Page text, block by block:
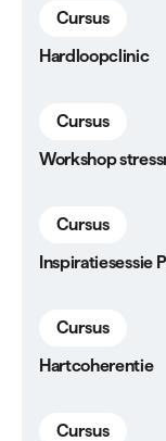
Hardloopclinic
Cursus
Workshop
Cursus
Inspiratiesessie
Cursus
Hartcoherentie
Cursus
Cursus